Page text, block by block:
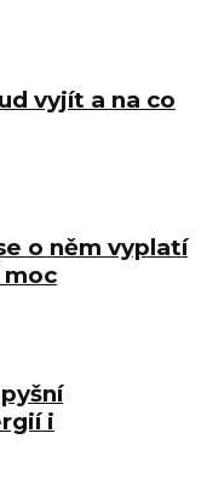
vyjít a na co
o něm vyplatí
i